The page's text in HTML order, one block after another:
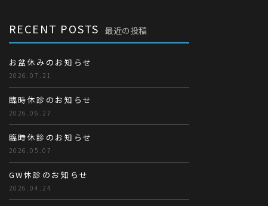
RECENT POSTS 最近の投稿
お盆休みのお知らせ
2026.07.21
臨時休診のお知らせ
2026.06.27
臨時休診のお知らせ
2026.05.07
GW休診のお知らせ
2026.04.24